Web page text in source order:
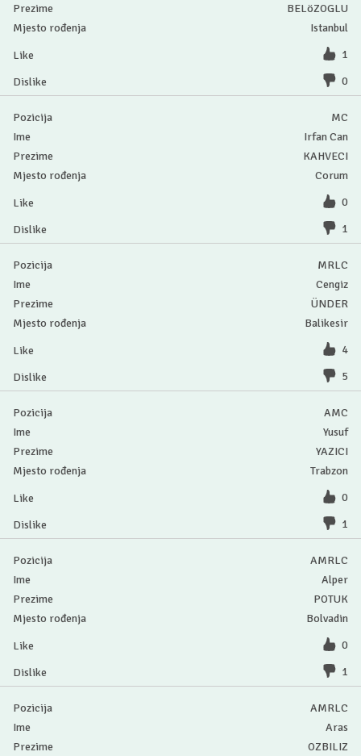
BELöZOGLU
Istanbul
1
0
MC
Irfan Can
KAHVECI
Corum
0
1
MRLC
Cengiz
ÜNDER
Balikesir
4
5
AMC
Yusuf
YAZICI
Trabzon
0
1
AMRLC
Alper
POTUK
Bolvadin
0
1
AMRLC
Aras
OZBILIZ